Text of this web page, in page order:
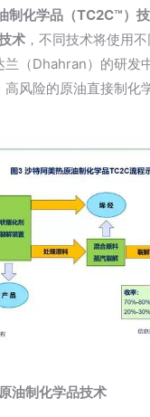
制化学品（TC2C™）
术 ，不同技术将使用
兰（Dhahran）的研发
风险的原油直接制化
油制化学品技术